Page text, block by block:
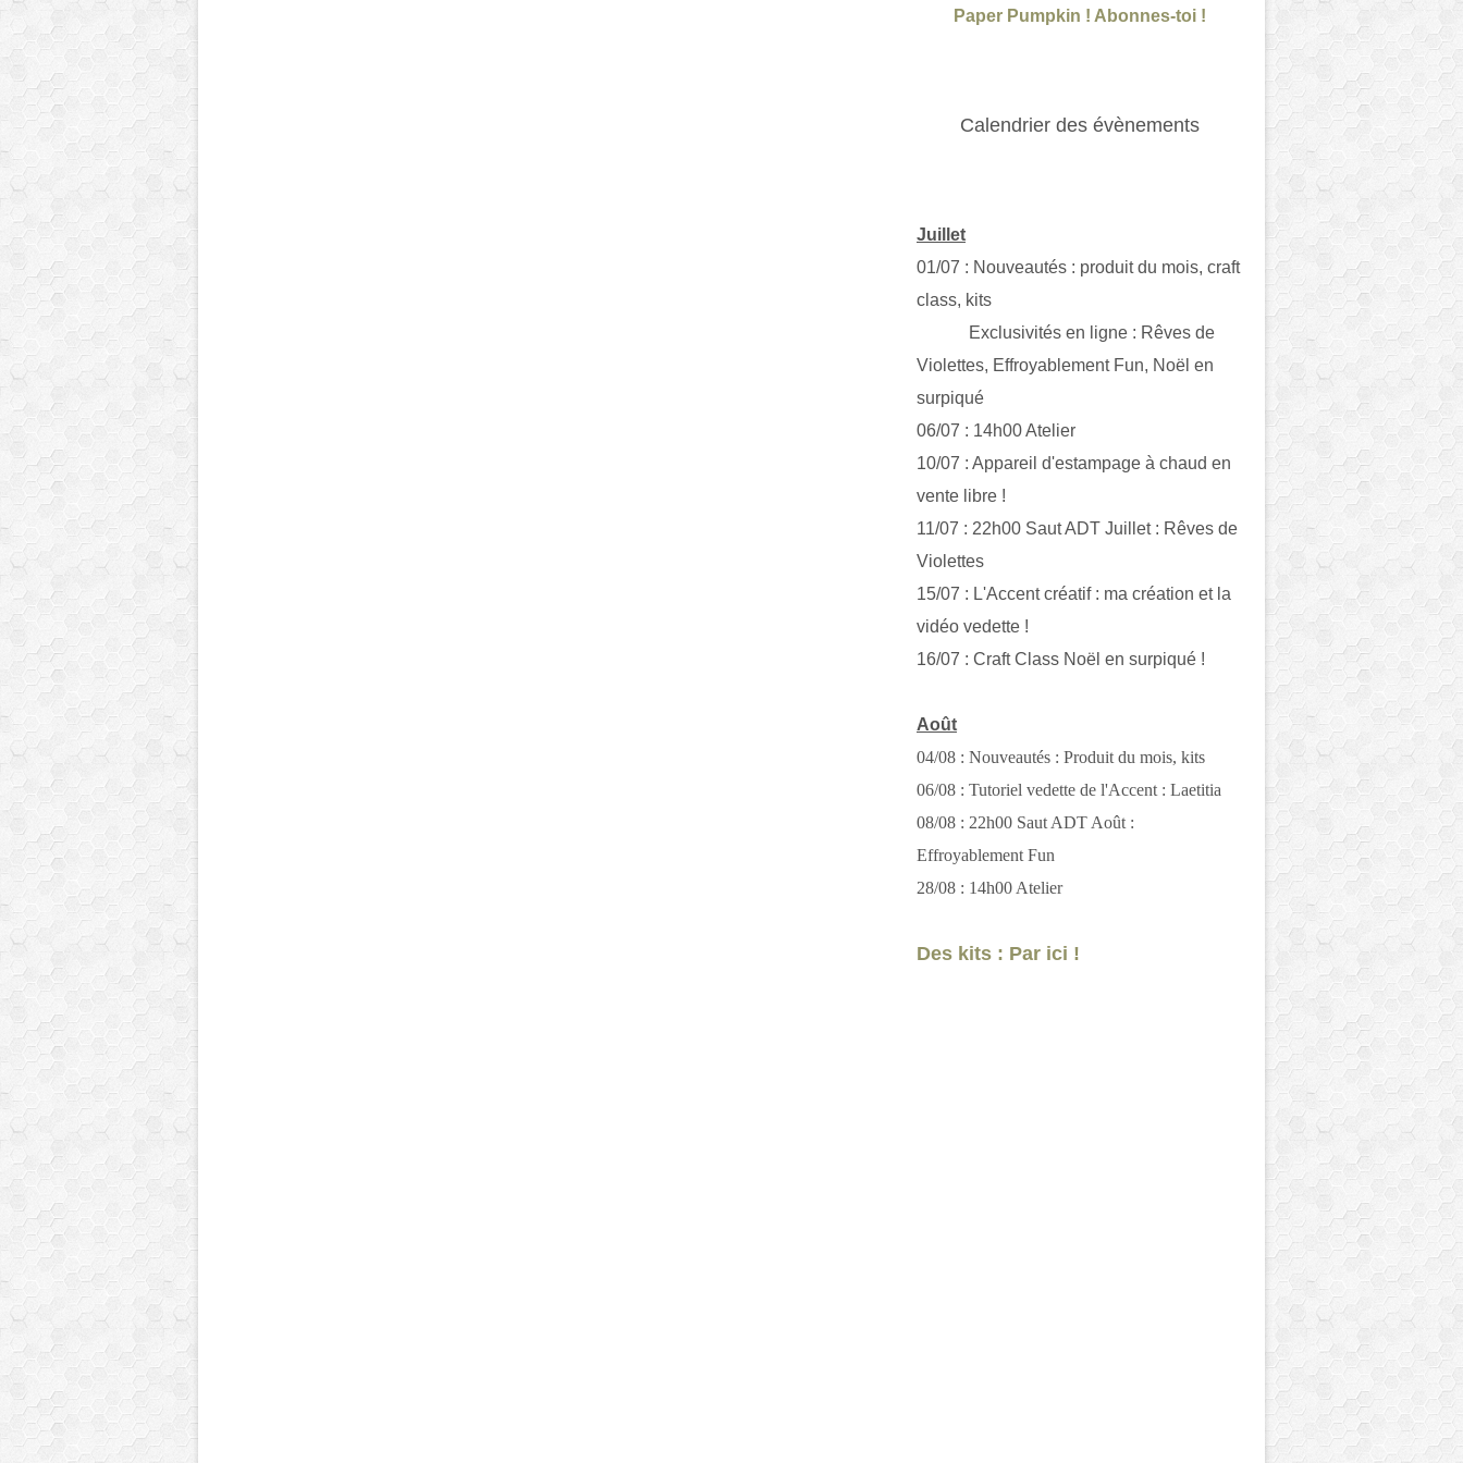
Paper Pumpkin ! Abonnes-toi !
Calendrier des évènements
Juillet
01/07 : Nouveautés : produit du mois, craft
class, kits
Exclusivités en ligne : Rêves de
Violettes, Effroyablement Fun, Noël en
surpiqué
06/07 : 14h00 Atelier
10/07 : Appareil d'estampage à chaud en
vente libre !
11/07 : 22h00 Saut ADT Juillet : Rêves de
Violettes
15/07 : L'Accent créatif : ma création et la
vidéo vedette !
16/07 : Craft Class Noël en surpiqué !
Août
04/08 : Nouveautés : Produit du mois, kits
06/08 : Tutoriel vedette de l'Accent : Laetitia
08/08 : 22h00 Saut ADT Août :
Effroyablement Fun
28/08 : 14h00 Atelier
Des kits : Par ici !